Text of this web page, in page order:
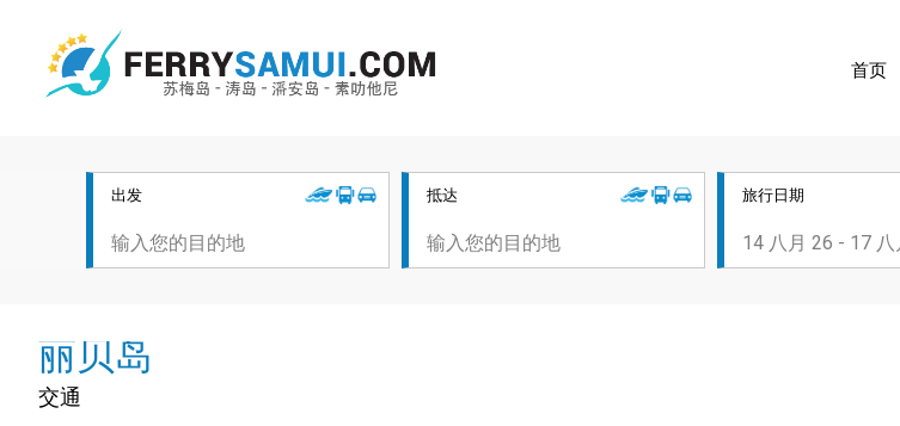
首页
出发 抵达 旅行日期
丽贝岛
交通